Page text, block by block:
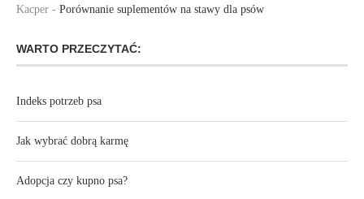
Kacper - Porównanie suplementów na stawy dla psów
WARTO PRZECZYTAĆ:
Indeks potrzeb psa
Jak wybrać dobrą karmę
Adopcja czy kupno psa?